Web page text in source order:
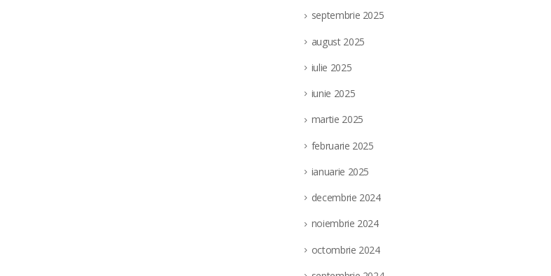
septembrie 2025
august 2025
iulie 2025
iunie 2025
martie 2025
februarie 2025
ianuarie 2025
decembrie 2024
noiembrie 2024
octombrie 2024